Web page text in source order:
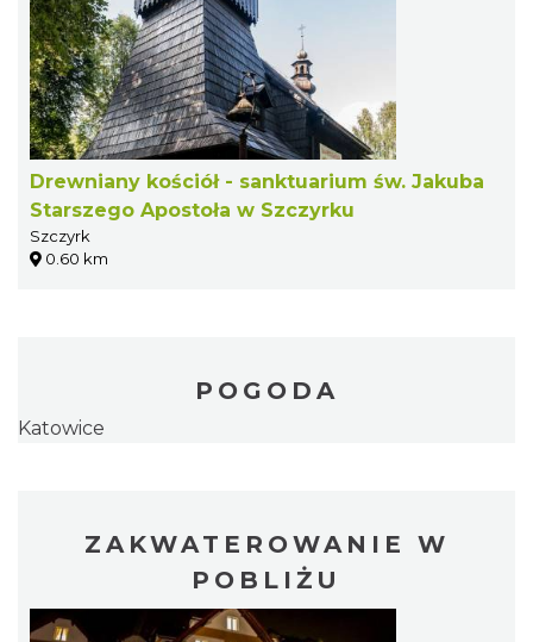
Drewniany kościół - sanktuarium św. Jakuba
Starszego Apostoła w Szczyrku
Szczyrk
0.60 km
POGODA
Katowice
ZAKWATEROWANIE W
POBLIŻU